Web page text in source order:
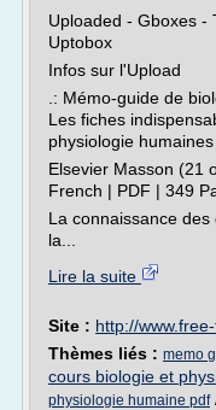
Uploaded - Gboxes -
Uptobox
Infos sur l'Upload
.: Mémo-guide de
Les fiches
physiologie
Elsevier Masson (21
French | PDF | 349
La connaissance
la...
Lire la suite
Site : http://
Thèmes liés : memo
cours biologie et
physiologie humaine pdf